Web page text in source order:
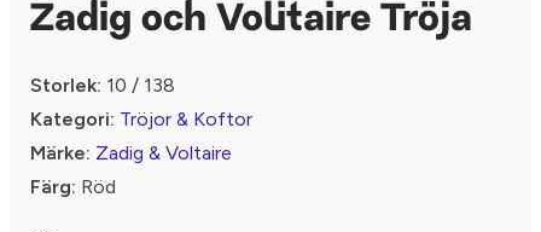
Zadig och Volitaire Tröja
Storlek: 10 / 138
Kategori: Tröjor & Koftor
Märke: Zadig & Voltaire
Färg: Röd